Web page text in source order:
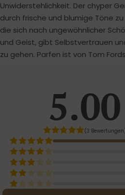
Unwiderstehlichkeit. Der chyper
durch frische und blumige Töne
die sich nach ungewöhnlicher
und Geist, gibt Selbstvertrauen
zu gehen. Parfen ist von Tom
5.00
(3